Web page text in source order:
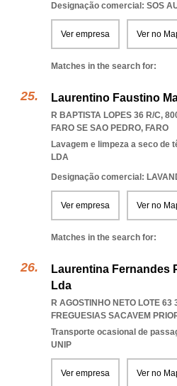
Designação comercial: SOS
Ver empresa Ver no
Matches in the search for:
Laurentino Faustino
R BAPTISTA LOPES 36 R/C,
FARO SE SAO PEDRO, FARO
Lavagem e limpeza a seco de
LDA
Designação comercial:
Ver empresa Ver no
Matches in the search for:
Laurentina Fernandes
Lda
R AGOSTINHO NETO LOTE 63
FREGUESIAS SACAVEM
Transporte ocasional de
UNIP
Ver empresa Ver no